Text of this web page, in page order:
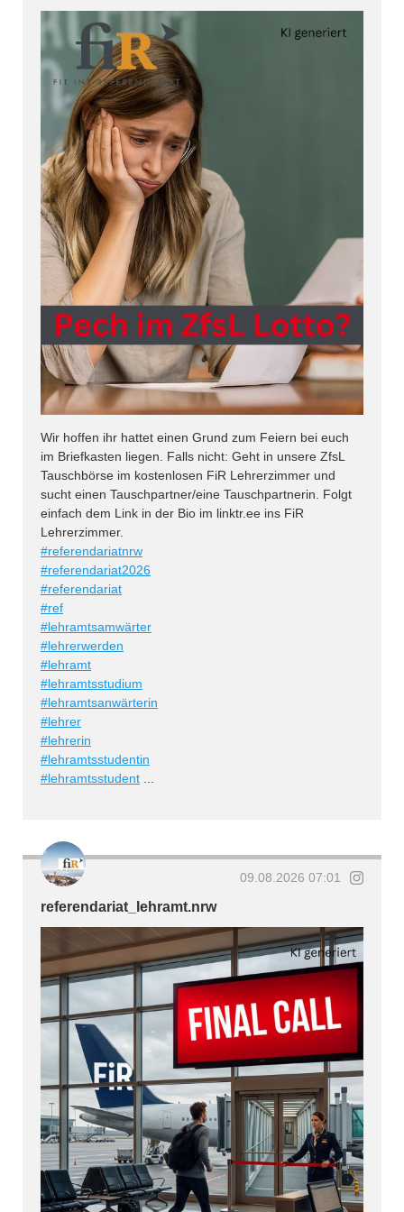
Wir hoffen ihr hattet einen Grund zum Feiern bei euch
im Briefkasten liegen. Falls nicht: Geht in unsere ZfsL
Tauschbörse im kostenlosen FiR Lehrerzimmer und
sucht einen Tauschpartner/eine Tauschpartnerin. Folgt
einfach dem Link in der Bio im linktr.ee ins FiR
Lehrerzimmer.
#referendariatnrw
#referendariat2026
#referendariat
#ref
#lehramtsamwärter
#lehrerwerden
#lehramt
#lehramtsstudium
#lehramtsanwärterin
#lehrer
#lehrerin
#lehramtsstudentin
#lehramtsstudent
09.08.2026 07:01
referendariat_lehramt.nrw